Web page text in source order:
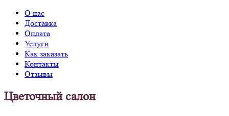
О нас
Доставка
Оплата
Услуги
Как заказать
Контакты
Отзывы
Цветочный салон